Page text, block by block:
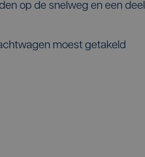
op de snelweg en een deel
moest getakeld